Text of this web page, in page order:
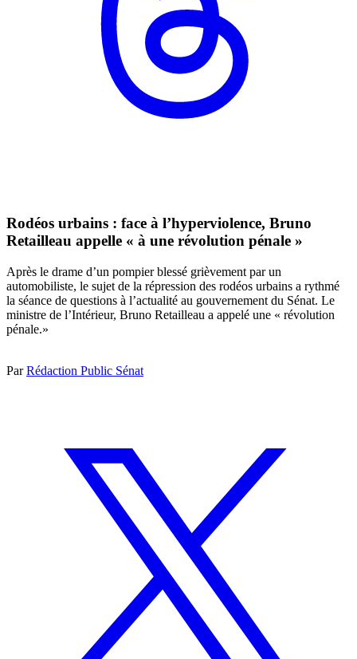
Rodéos urbains : face à l’hyperviolence, Bruno
Retailleau appelle « à une révolution pénale »
Après le drame d’un pompier blessé grièvement par un
automobiliste, le sujet de la répression des rodéos urbains a rythmé
la séance de questions à l’actualité au gouvernement du Sénat. Le
ministre de l’Intérieur, Bruno Retailleau a appelé une « révolution
pénale.»
ParRédaction Public Sénat